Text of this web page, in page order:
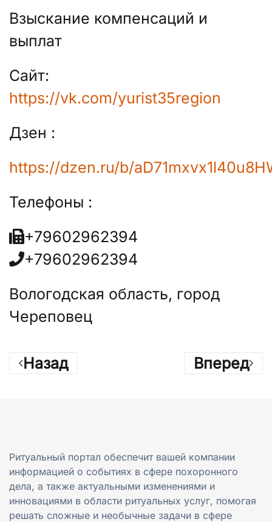
Взыскание компенсаций и
выплат
Сайт:
https://vk.com/yurist35region
Дзен :
https://dzen.ru/b/
Телефоны :
+79602962394
+79602962394
Вологодская область, город
Череповец
Назад Вперед
Ритуальный портал обеспечит вашей компании
информацией о событиях в сфере похоронного
дела, а также актуальными изменениями и
инновациями в области ритуальных услуг, помогая
решать сложные и необычные задачи в сфере